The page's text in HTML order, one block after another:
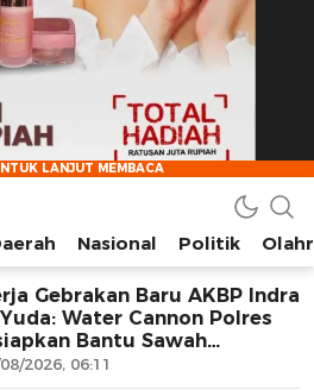
Detil, Sudut, dan Cerita Kota
Nasional Politik
Gebrakan Baru AKBP Indra
Water Cannon Polres
Bantu Sawah
Air
2026, 06:11